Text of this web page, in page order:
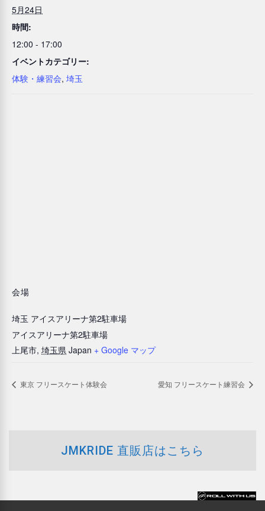
5月24日
時間:
12:00 - 17:00
イベントカテゴリー:
体験・練習会, 埼玉
会場
埼玉 アイスアリーナ第2駐車場
アイスアリーナ第2駐車場
上尾市, 埼玉県 Japan + Google マップ
東京 フリースケート体験会 愛知 フリースケート練習会
JMKRIDE 直販店はこちら